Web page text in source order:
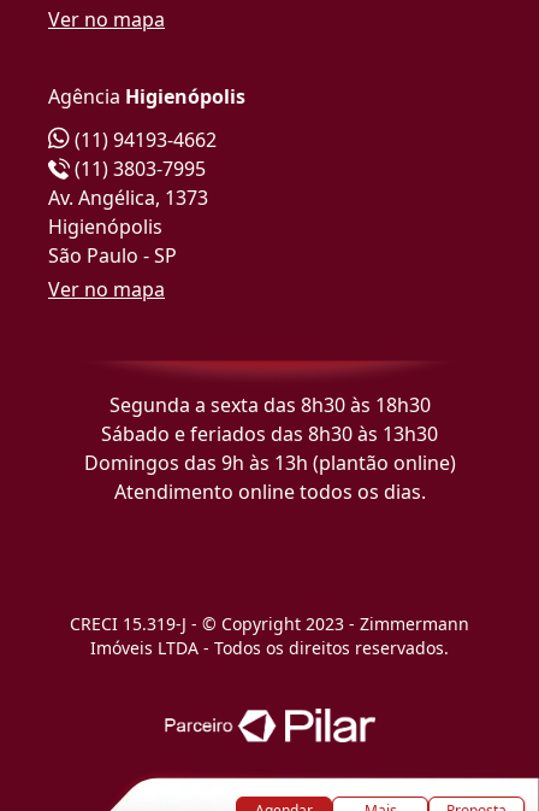
Ver no mapa
Agência Higienópolis
(11) 94193-4662
(11) 3803-7995
Av. Angélica, 1373
Higienópolis
São Paulo - SP
Ver no mapa
Segunda a sexta das 8h30 às 18h30
Sábado e feriados das 8h30 às 13h30
Domingos das 9h às 13h (plantão online)
Atendimento online todos os dias.
CRECI 15.319-J - © Copyright 2023 - Zimmermann
Imóveis LTDA - Todos os direitos reservados.